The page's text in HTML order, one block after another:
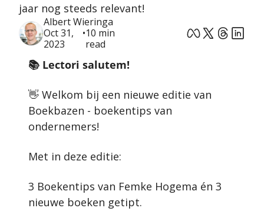
jaar nog steeds relevant!
Albert Wieringa
Oct 31,
2023
•10 min
read
📚 Lectori salutem!
👋 Welkom bij een nieuwe editie van
Boekbazen - boekentips van
ondernemers!
Met in deze editie:
3 Boekentips van Femke Hogema én 3
nieuwe boeken getipt.